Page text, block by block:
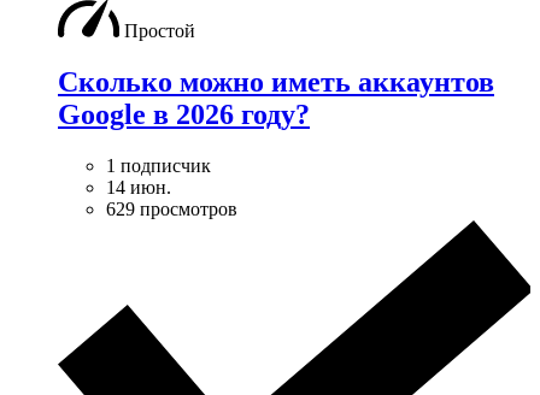
Простой
Сколько можно иметь аккаунтов
Google в 2026 году?
1 подписчик
14 июн.
629 просмотров